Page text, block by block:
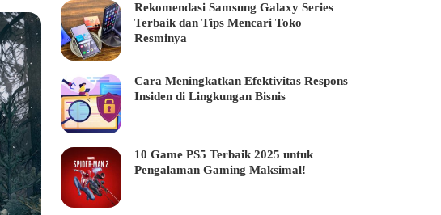
Rekomendasi Samsung Galaxy Series
Terbaik dan Tips Mencari Toko
Resminya
Cara Meningkatkan Efektivitas Respons
Insiden di Lingkungan Bisnis
10 Game PS5 Terbaik 2025 untuk
Pengalaman Gaming Maksimal!